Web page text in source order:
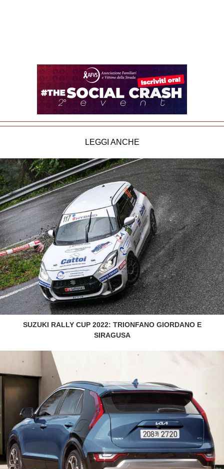
LEGGI ANCHE
SUZUKI RALLY CUP 2022: TRIONFANO GIORDANO E
SIRAGUSA